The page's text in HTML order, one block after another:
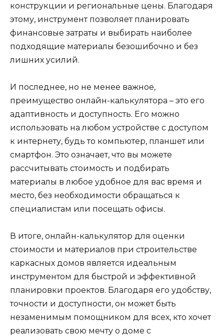
конструкции и региональные цены. Благодаря
этому, инструмент позволяет планировать
финансовые затраты и выбирать наиболее
подходящие материалы безошибочно и без
лишних усилий.
И последнее, но не менее важное,
преимущество онлайн-калькулятора – это его
адаптивность и доступность. Его можно
использовать на любом устройстве с доступом
к интернету, будь то компьютер, планшет или
смартфон. Это означает, что вы можете
рассчитывать стоимость и подбирать
материалы в любое удобное для вас время и
место, без необходимости обращаться к
специалистам или посещать офисы.
В итоге, онлайн-калькулятор для оценки
стоимости и материалов при строительстве
каркасных домов является идеальным
инструментом для быстрой и эффективной
планировки проектов. Благодаря его удобству,
точности и доступности, он может быть
незаменимым помощником для всех, кто хочет
реализовать свою мечту о доме с